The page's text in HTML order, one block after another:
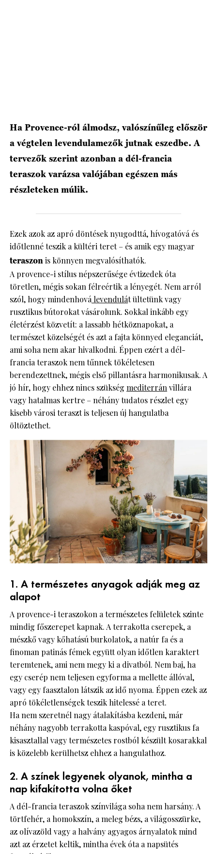
Ha Provence-ról álmodsz, valószínűleg először
a végtelen levendulamezők jutnak eszedbe. A
tervezők szerint azonban a dél-francia
teraszok varázsa valójában egészen más
részleteken múlik.
Ezek azok az apró döntések nyugodttá, hívogatóvá és
időtlenné teszik a kültéri teret – és amik egy magyar
teraszon is könnyen megvalósíthatók.
A provence-i stílus népszerűsége évtizedek óta
töretlen, mégis sokan félreértik a lényegét. Nem arról
szól, hogy mindenhová levendulát ültetünk vagy
rusztikus bútorokat vásárolunk. Sokkal inkább egy
életérzést közvetít: a lassabb hétköznapokat, a
természet közelségét és azt a fajta könnyed eleganciát,
ami soha nem akar hivalkodni. Éppen ezért a dél-
francia teraszok nem tűnnek tökéletesen
berendezettnek, mégis első pillantásra harmonikusak. A
jó hír, hogy ehhez nincs szükség mediterrán villára
vagy hatalmas kertre – néhány tudatos részlet egy
kisebb városi teraszt is teljesen új hangulatba
öltöztethet.
1. A természetes anyagok adják meg az
alapot
A provence-i teraszokon a természetes felületek szinte
mindig főszerepet kapnak. A terrakotta cserepek, a
mészkő vagy kőhatású burkolatok, a natúr fa és a
finoman patinás fémek együtt olyan időtlen karaktert
teremtenek, ami nem megy ki a divatból. Nem baj, ha
egy cserép nem teljesen egyforma a mellette állóval,
vagy egy faasztalon látszik az idő nyoma. Éppen ezek az
apró tökéletlenségek teszik hitelessé a teret.
Ha nem szeretnél nagy átalakításba kezdeni, már
néhány nagyobb terrakotta kaspóval, egy rusztikus fa
kisasztallal vagy természetes rostból készült kosarakkal
is közelebb kerülhetsz ehhez a hangulathoz.
2. A színek legyenek olyanok, mintha a
nap kifakította volna őket
A dél-francia teraszok színvilága soha nem harsány. A
törtfehér, a homokszín, a meleg bézs, a világosszürke,
az olívazöld vagy a halvány agyagos árnyalatok mind
azt az érzetet keltik, mintha évek óta a napsütés